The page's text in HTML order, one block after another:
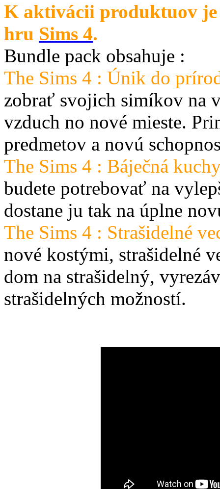
K aktivácii produktuov
hru Sims 4.
Bundle pack obsahuje :
The Sims 4 : Únik do
zobrať svojich simíkov na
vzduch no nové mieste.
predmetov a novú
The Sims 4 : Báječná
budete potrebovať na
dostane ju tak na úplne
The Sims 4 : Strašidelné
nové kostými, strašidelné
dom na strašidelný,
strašidelných možností.